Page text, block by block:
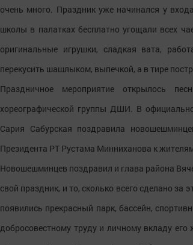
очень много. Праздник уже начинался у
школы в палатках бесплатно угощали всех
оригинальные игрушки, сладкая вата,
перекусить шашлыком, выпечкой, а в тире
Праздничное мероприятие открылось
хореографической группы ДШИ. В
Сария Сабурская поздравила
Президента РТ Рустама Минниханова к
Новошешминцев поздравил и глава района
свой праздник, и то, сколько всего сделано
появились прекрасный парк, бассейн,
добросовестному труду и личному вкладу